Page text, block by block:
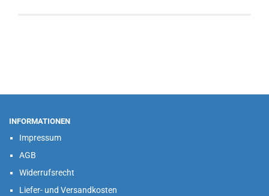
INFORMATIONEN
Impressum
AGB
Widerrufsrecht
Liefer- und Versandkosten